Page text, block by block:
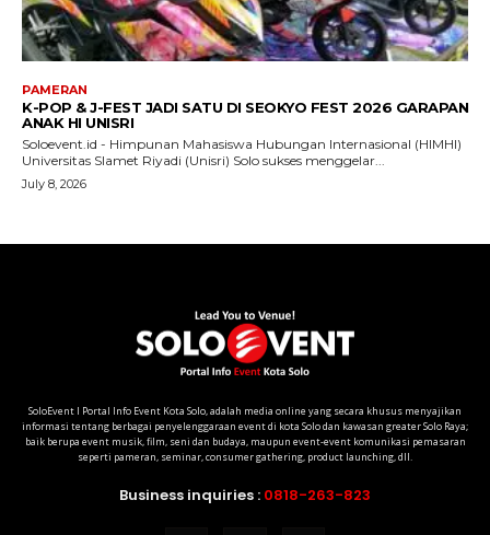
SoloEvent I Portal Info Event Kota Solo, adalah media online yang secara khusus menyajikan
informasi tentang berbagai penyelenggaraan event di kota Solo dan kawasan greater Solo Raya;
baik berupa event musik, film, seni dan budaya, maupun event-event komunikasi pemasaran
seperti pameran, seminar, consumer gathering, product launching, dll.
Business inquiries : 0818-263-823